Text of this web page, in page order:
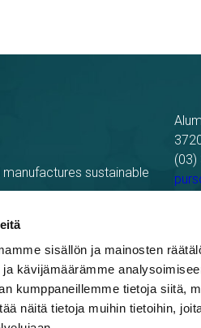
sisällön ja mainosten
kävijämäärämme
kumppaneillemme tietoja siitä,
näitä tietoja muihin tietoihin,
sustainable
(03)